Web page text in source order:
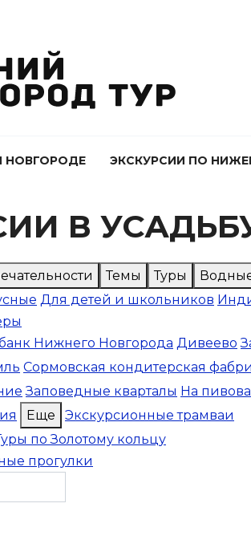
НОВГОРОДЕ ЭКСКУРСИИ ПО
В
Темы Туры
Для детей и школьников
Нижнего Новгорода Дивеево
Сормовская кондитерская
Заповедные кварталы На
Еще
Экскурсионные трамваи
по Золотому кольцу
прогулки